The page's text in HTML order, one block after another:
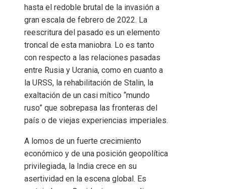
hasta el redoble brutal de la invasión a
gran escala de febrero de 2022. La
reescritura del pasado es un elemento
troncal de esta maniobra. Lo es tanto
con respecto a las relaciones pasadas
entre Rusia y Ucrania, como en cuanto a
la URSS, la rehabilitación de Stalin, la
exaltación de un casi mítico “mundo
ruso” que sobrepasa las fronteras del
país o de viejas experiencias imperiales.
A lomos de un fuerte crecimiento
económico y de una posición geopolítica
privilegiada, la India crece en su
asertividad en la escena global. Es